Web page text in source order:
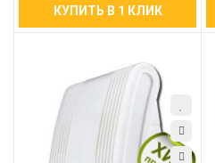
КУПИТЬ В 1 КЛИК